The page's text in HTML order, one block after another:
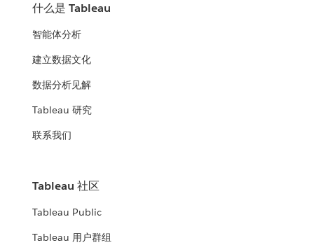
什么是 Tableau
智能体分析
建立数据文化
数据分析见解
Tableau 研究
联系我们
Tableau 社区
Tableau Public
Tableau 用户群组